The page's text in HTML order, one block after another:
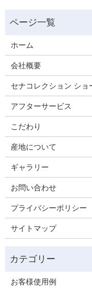
ホーム
会社概要
セナコレクション ショ
アフターサービス
こだわり
産地について
ギャラリー
お問い合わせ
プライバシーポリシー
サイトマップ
お客様使用例